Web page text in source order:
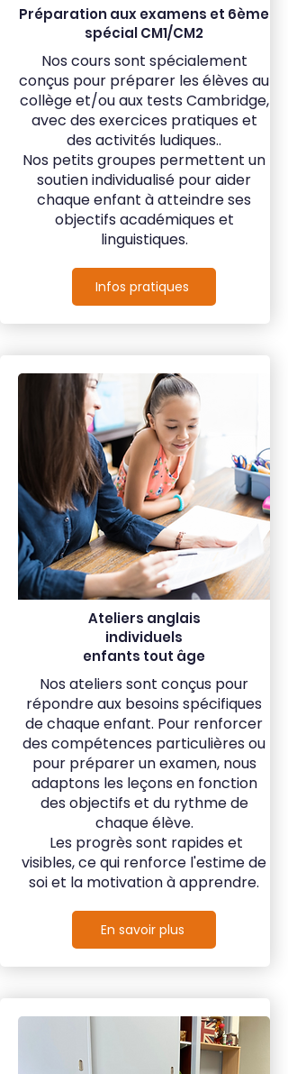
Préparation aux examens et 6ème
spécial CM1/CM2
Nos cours sont spécialement
conçus pour préparer les élèves au
collège et/ou aux tests Cambridge,
avec des exercices pratiques et
des activités ludiques..
Nos petits groupes permettent un
soutien individualisé pour aider
chaque enfant à atteindre ses
objectifs académiques et
linguistiques.
Infos pratiques
Ateliers anglais
individuels
enfants tout âge
Nos ateliers sont conçus pour
répondre aux besoins spécifiques
de chaque enfant. Pour renforcer
des compétences particulières ou
pour préparer un examen, nous
adaptons les leçons en fonction
des objectifs et du rythme de
chaque élève.
Les progrès sont rapides et
visibles, ce qui renforce l'estime de
soi et la motivation à apprendre.
En savoir plus